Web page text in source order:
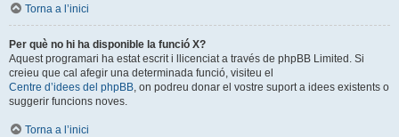
Torna a l’inici
Per què no hi ha disponible la funció X?
Aquest programari ha estat escrit i llicenciat a través de phpBB Limited. Si
creieu que cal afegir una determinada funció, visiteu el
Centre d’idees del phpBB, on podreu donar el vostre suport a idees existents o
suggerir funcions noves.
Torna a l’inici